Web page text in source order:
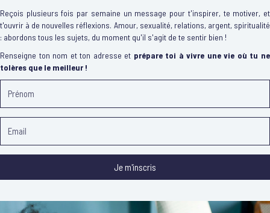
Reçois plusieurs fois par semaine un message pour t'inspirer, te motiver, et
t'ouvrir à de nouvelles réflexions. Amour, sexualité, relations, argent, spiritualité
: abordons tous les sujets, du moment qu'il s'agit de te sentir bien !
Renseigne ton nom et ton adresse et prépare toi à vivre une vie où tu ne
tolères que le meilleur !
Je m'inscris